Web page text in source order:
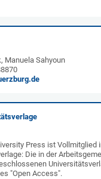
Manuela Sahyoun
Press ist Vollmitglied
Die in der
"Open Access".